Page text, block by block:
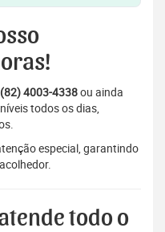
(82) 4003-4338ou ainda
todos os dias,
especial, garantindo
todo o